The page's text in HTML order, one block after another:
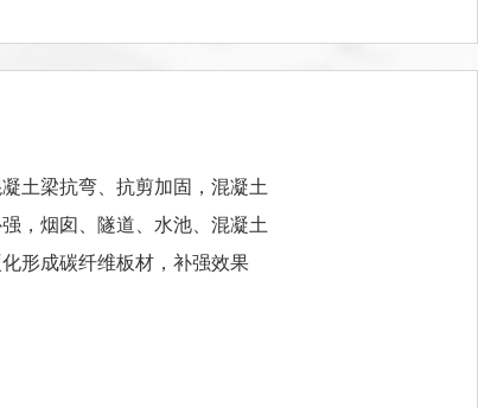
土梁抗弯、抗剪加固，混凝土
，烟囱、隧道、水池、混凝土
形成碳纤维板材，补强效果